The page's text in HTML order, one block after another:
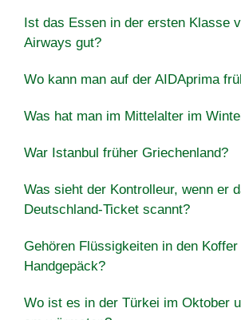
Ist das Essen in der ersten Klasse
Airways gut?
Wo kann man auf der AIDAprima
Was hat man im Mittelalter im
War Istanbul früher Griechenland?
Was sieht der Kontrolleur, wenn er
Deutschland-Ticket scannt?
Gehören Flüssigkeiten in den
Handgepäck?
Wo ist es in der Türkei im Oktober